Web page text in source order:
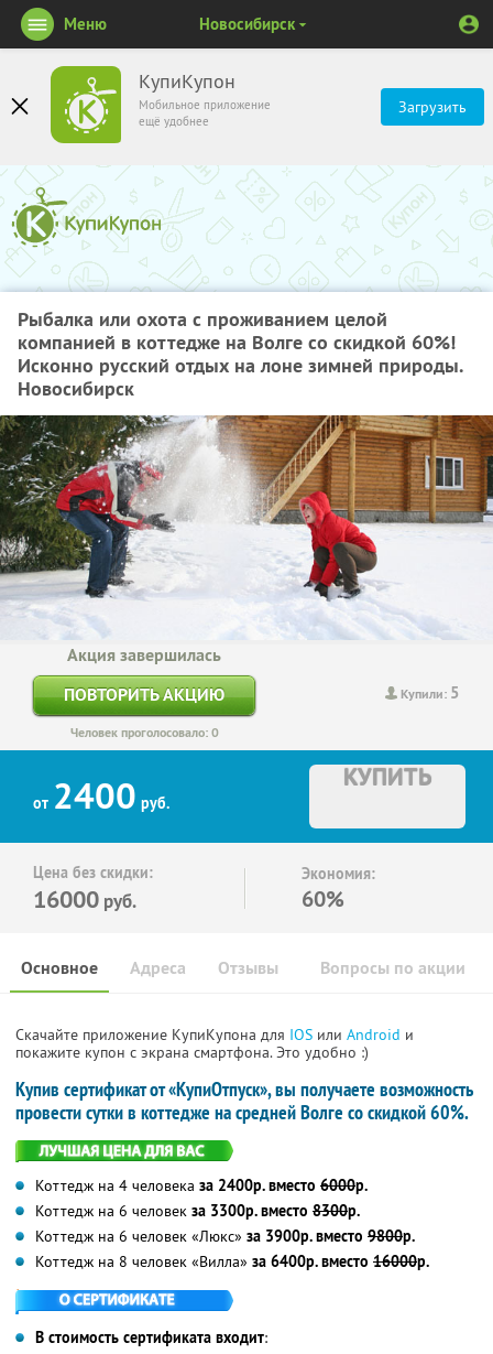
КупиКупон
Мобильное приложение
ещё удобнее
Загрузить
Меню Новосибирск
Рыбалка или охота с проживанием целой
компанией в коттедже на Волге со скидкой 60%!
Исконно русский отдых на лоне зимней природы.
Новосибирск
Купили: 5
Акция завершилась
ПОВТОРИТЬ АКЦИЮ
Человек проголосовало: 0
от 2400 руб.
КУПИТЬ
Цена без скидки:
16000 руб.
Экономия:
60%
Основное Отзывы Вопросы по акции
Адреса
Скачайте приложение КупиКупона для IOS или Android и
покажите купон с экрана смартфона. Это удобно :)
Купив сертификат от «КупиОтпуск», вы получаете возможность
провести сутки в коттедже на средней Волге со скидкой 60%.
Коттедж на 4 человека за 2400р. вместо 6000р.
Коттедж на 6 человек за 3300р. вместо 8300р.
Коттедж на 6 человек «Люкс» за 3900р. вместо 9800р.
Коттедж на 8 человек «Вилла» за 6400р. вместо 16000р.
В стоимость сертификата входит: